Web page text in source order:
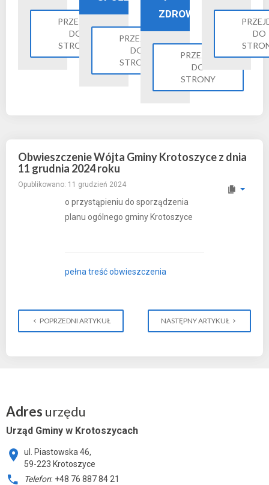
PRZEJDŹ
DO
STRONY
PRZEJDŹ
DO
STRONY
ZDROWIE
PRZEJDŹ
DO
STRONY
DO
Obwieszczenie Wójta Gminy Krotoszyce z dnia
11 grudnia 2024 roku
Opublikowano: 11 grudzień 2024
o przystąpieniu do sporządzenia
planu ogólnego gminy Krotoszyce
pełna treść obwieszczenia
POPRZEDNI ARTYKUŁ NASTĘPNY ARTYKUŁ
Adres urzędu
Urząd Gminy w Krotoszycach
ul. Piastowska 46,
59-223 Krotoszyce
Telefon: +48 76 887 84 21